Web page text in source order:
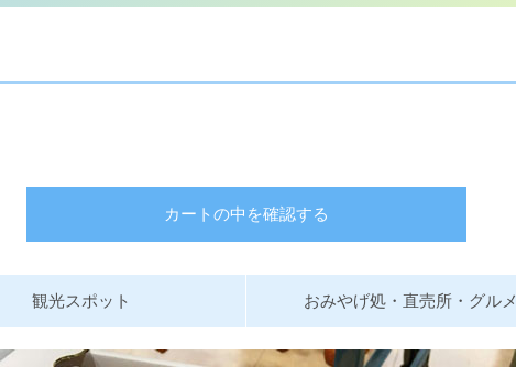
カートの中を確認する
観光スポット おみやげ処・直売所・グルメ